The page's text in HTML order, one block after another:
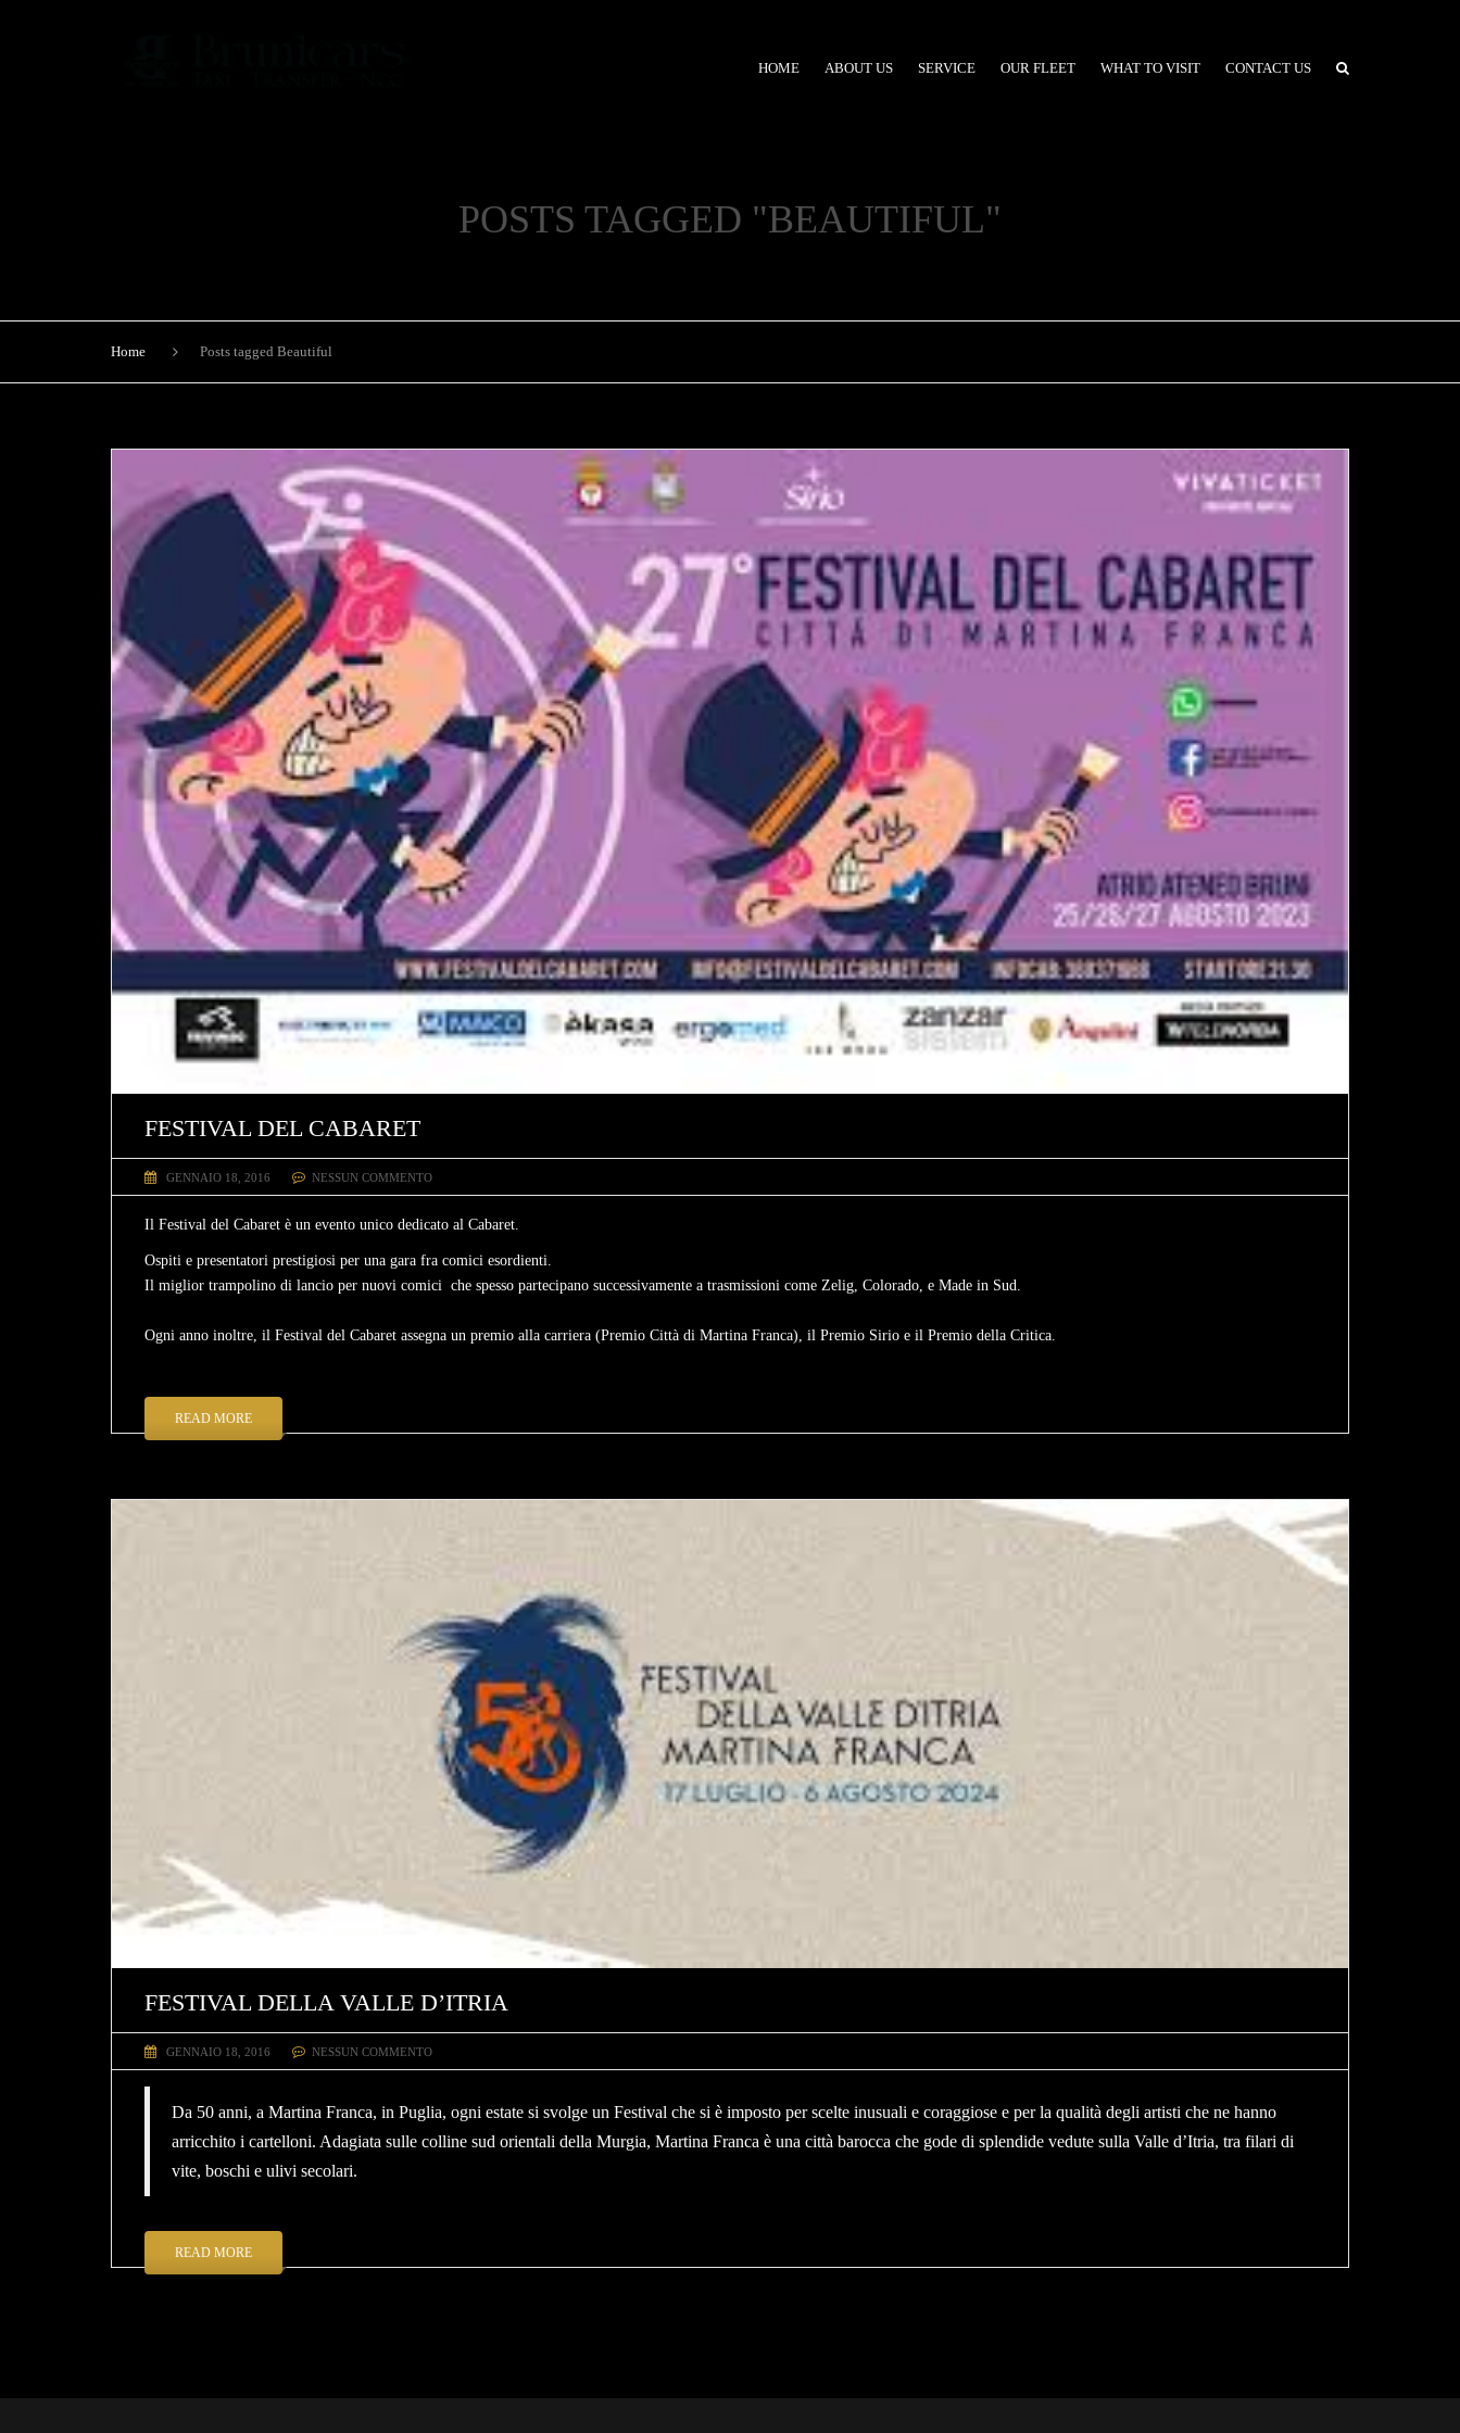
HOME ABOUT US SERVICE OUR FLEET WHAT TO VISIT CONTACT US
POSTS TAGGED "BEAUTIFUL"
Home Posts tagged Beautiful
FESTIVAL DEL CABARET
GENNAIO 18, 2016 NESSUN COMMENTO
Il Festival del Cabaret è un evento unico dedicato al Cabaret.
Ospiti e presentatori prestigiosi per una gara fra comici esordienti.
Il miglior trampolino di lancio per nuovi comici che spesso partecipano successivamente a trasmissioni come Zelig, Colorado, e Made in Sud.
Ogni anno inoltre, il Festival del Cabaret assegna un premio alla carriera (Premio Città di Martina Franca), il Premio Sirio e il Premio della Critica.
READ MORE
FESTIVAL DELLA VALLE D’ITRIA
GENNAIO 18, 2016 NESSUN COMMENTO
Da 50 anni, a Martina Franca, in Puglia, ogni estate si svolge un Festival che si è imposto per scelte inusuali e coraggiose e per la qualità degli artisti che ne hanno
arricchito i cartelloni. Adagiata sulle colline sud orientali della Murgia, Martina Franca è una città barocca che gode di splendide vedute sulla Valle d’Itria, tra filari di
vite, boschi e ulivi secolari.
READ MORE